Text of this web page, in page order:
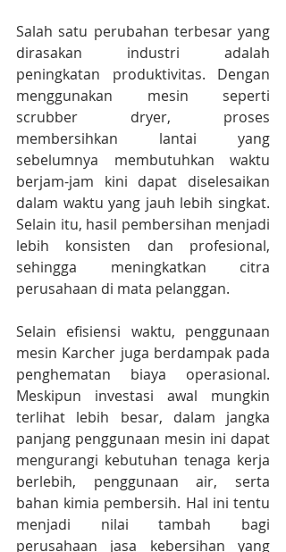
Salah satu perubahan terbesar yang
dirasakan industri adalah
peningkatan produktivitas. Dengan
menggunakan mesin seperti
scrubber dryer, proses
membersihkan lantai yang
sebelumnya membutuhkan waktu
berjam-jam kini dapat diselesaikan
dalam waktu yang jauh lebih singkat.
Selain itu, hasil pembersihan menjadi
lebih konsisten dan profesional,
sehingga meningkatkan citra
perusahaan di mata pelanggan.
Selain efisiensi waktu, penggunaan
mesin Karcher juga berdampak pada
penghematan biaya operasional.
Meskipun investasi awal mungkin
terlihat lebih besar, dalam jangka
panjang penggunaan mesin ini dapat
mengurangi kebutuhan tenaga kerja
berlebih, penggunaan air, serta
bahan kimia pembersih. Hal ini tentu
menjadi nilai tambah bagi
perusahaan jasa kebersihan yang